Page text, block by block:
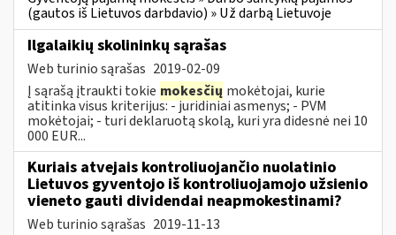
(gautos iš Lietuvos darbdavio) » Už darbą Lietuvoje
Ilgalaikių skolininkų sąrašas
Web turinio sąrašas 2019-02-09
Į sąrašą įtraukti tokie mokesčių mokėtojai, kurie
atitinka visus kriterijus: - juridiniai asmenys; - PVM
mokėtojai; - turi deklaruotą skolą, kuri yra didesnė nei 10
000 EUR...
Kuriais atvejais kontroliuojančio nuolatinio
Lietuvos gyventojo iš kontroliuojamojo užsienio
vieneto gauti dividendai neapmokestinami?
Web turinio sąrašas 2019-11-13